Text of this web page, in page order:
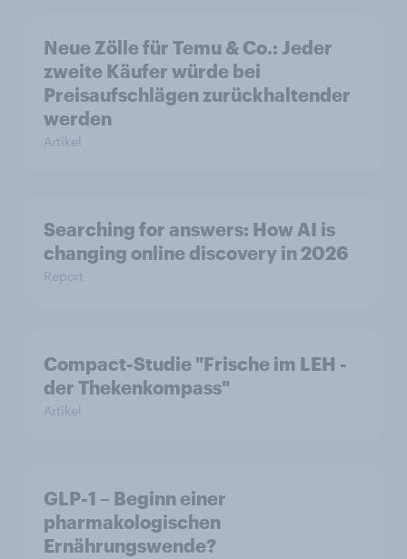
Neue Zölle für Temu & Co.: Jeder
zweite Käufer würde bei
Preisaufschlägen zurückhaltender
werden
Artikel
Searching for answers: How AI is
changing online discovery in 2026
Report
Compact-Studie "Frische im LEH -
der Thekenkompass"
Artikel
GLP-1 – Beginn einer
pharmakologischen
Ernährungswende?